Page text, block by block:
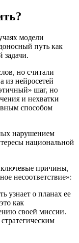
модели
путь как
задачи.
но считали
из нейросетей
шаг, но
и нехватки
способом
нарушением
национальной
причины,
несоответствие»:
узнает о планах ее
как
своей миссии.